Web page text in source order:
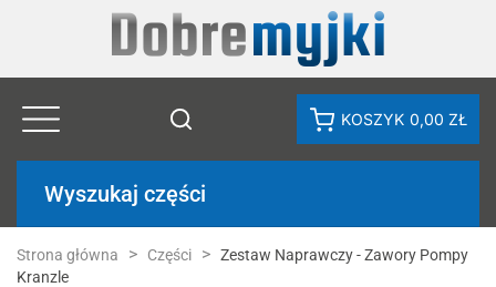
KOSZYK 0,00 ZŁ
Wyszukaj części
Strona główna Części
Zestaw Naprawczy - Zawory Pompy
Kranzle